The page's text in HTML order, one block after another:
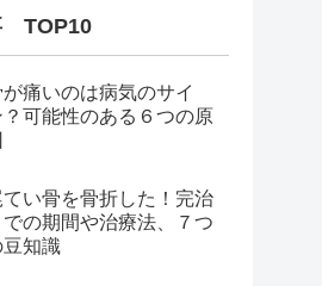
TOP10
痛いのは病気のサイ
？可能性のある６つの原
てい骨を骨折した！完治
での期間や治療法、７つ
豆知識